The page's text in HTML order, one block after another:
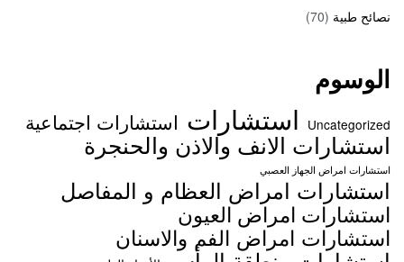
نصائح طبية (70)
الوسوم
Uncategorized استشارات استشارات اجتماعية
استشارات الانف والاذن والحنجرة
استشارات امراض الجهاز العصبي
استشارات امراض العظام و المفاصل
استشارات امراض العيون
استشارات امراض الفم والاسنان